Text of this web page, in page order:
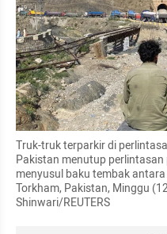
Truk-truk terparkir di
Pakistan menutup
menyusul baku tembak
Torkham, Pakistan, Minggu
Shinwari/REUTERS